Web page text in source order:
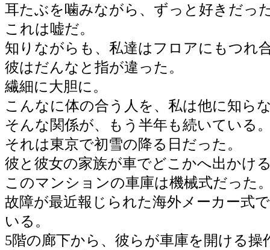
耳たぶを噛みながら、ずっと好きだっ
これは嘘だ。
知りながらも、私達はフロアにもつれ
彼はだんなと指が違った。
繊細に大胆に。
こんなに体の合う人を、私は他に知ら
そんな関係が、もう半年も続いている
それは東京で初雪の降る日だった。
彼と彼女の家族が車でどこかへ出かけ
このマンションの車庫は機械式だった
故障が最近報じられた海外メーカー式
いる。
5階の廊下から、彼らが車庫を開ける操